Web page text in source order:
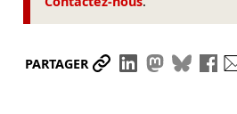
PARTAGER Partager le lien
Partager sur
Partager